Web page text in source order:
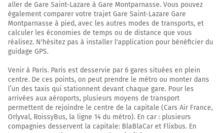
Continuer Boulevard Saint-Germain sur 40 mètres
Tourner légèrement à droite sur Boulevard Saint-
1,7 km
Tourner à droite sur Rue de Bellechasse et continuer
sur 450 mètres
2,1 km
2,6 km
aller de Gare Saint-Lazare à Gare Montparnasse. Vous pouvez
également comparer votre trajet Gare Saint-Lazare Gare
Montparnasse à pied, avec les autres modes de transports, et
calculer les économies de temps ou de distance que vous
réalisez. N'hésitez pas à installer l'application pour bénéficier du
guidage GPS.
Venir à Paris. Paris est desservie par 6 gares situées en plein
centre. De ces points, on peut prendre le métro ou monter dans
l’un des taxis qui stationnent devant chaque gare. Pour les
arrivées aux aéroports, plusieurs moyens de transport
permettent de rejoindre le centre de la capitale (Cars Air France,
Orlyval, RoissyBus, la ligne 14 du métro). En car : plusieurs
compagnies desservent la capitale: BlaBlaCar et Flixbus. En